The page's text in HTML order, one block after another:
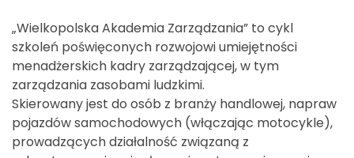
„Wielkopolska Akademia Zarządzania” to cykl
szkoleń poświęconych rozwojowi umiejętności
menadżerskich kadry zarządzającej, w tym
zarządzania zasobami ludzkimi.
Skierowany jest do osób z branży handlowej, napraw
pojazdów samochodowych (włączając motocykle),
prowadzących działalność związaną z